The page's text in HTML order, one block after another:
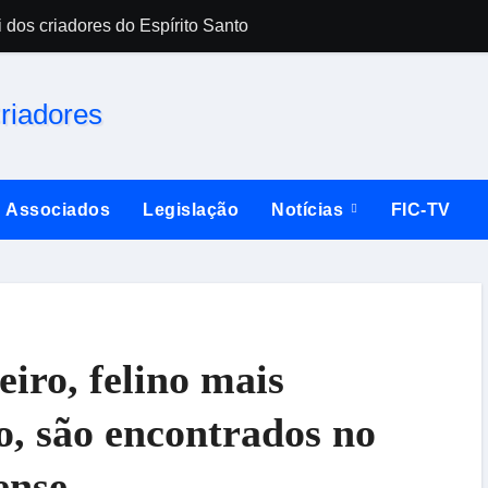
criadores do Espírito Santo Falsificador de
Associados Legislação Notícias FIC-TV
felino mais
são encontrados no